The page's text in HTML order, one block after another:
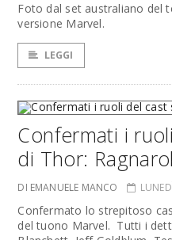
Foto dal set australiano del
versione Marvel.
LEGGI
Confermati i
di Thor:
DI EMANUELE MANCO
Confermato lo strepitoso
del tuono Marvel. Tutti i